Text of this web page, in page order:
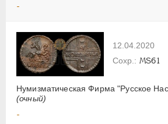
-
12.04.2020
Нумизматическая Фирма "Русское
(очный)
MS61
-